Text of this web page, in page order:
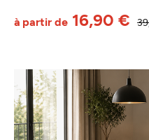
à partir de 16,90 €